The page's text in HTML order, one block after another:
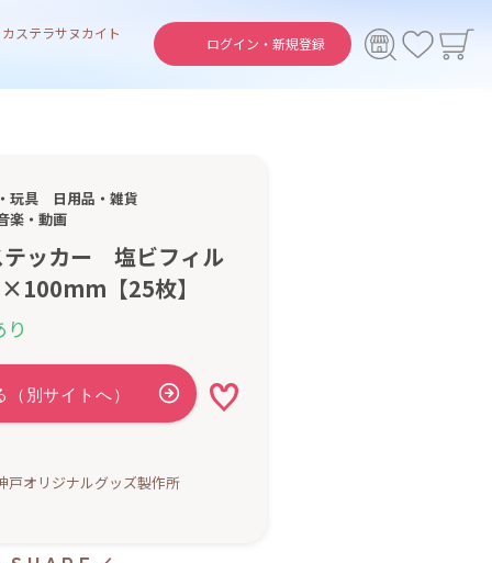
ログイン・ 新規登録
カステラサヌカイト
玩具
日用品・雑貨
楽・動画
テッカー 塩ビフィル
【25枚】
り
オリジナルグッズ製作所